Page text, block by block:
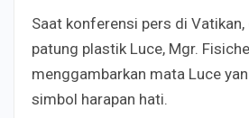
Saat konferensi pers di
patung plastik Luce, Mgr.
menggambarkan mata Luce
simbol harapan hati.